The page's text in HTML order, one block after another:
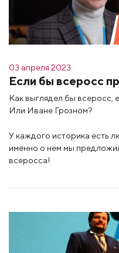
03 апреля 2023
Если бы всеросс
Как выглядел бы всеросс,
Или Иване Грозном?
У каждого историка есть
именно о нём мы
всеросса!